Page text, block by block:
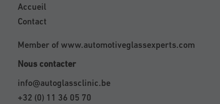
Accueil
Contact
Member ofwww.automotiveglassexperts.com
Nous contacter
info@autoglassclinic.be
+32 (0) 11 36 05 70